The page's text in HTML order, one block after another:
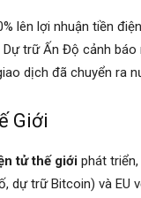
lên lợi nhuận tiền
trữ Ấn Độ cảnh
dịch đã chuyển ra
Giới
tử thế giới phát
dự trữ Bitcoin) và EU